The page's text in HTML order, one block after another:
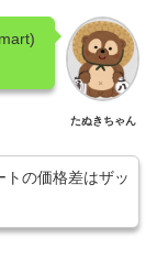
たぬきちゃん
トの価格差はザッ